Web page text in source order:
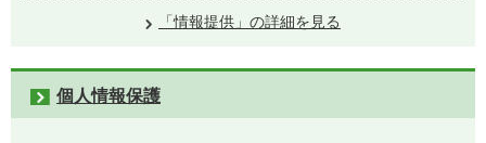
「情報提供」の詳細を見る
個人情報保護